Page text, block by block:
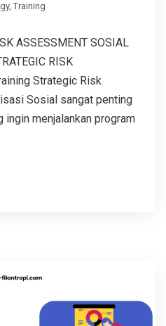
, Training
ASSESSMENT SOSIAL
RISK
Strategic Risk
Sosial sangat penting
ingin menjalankan program